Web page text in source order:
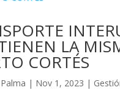
LA
CORTÉS
| Nov 1, 2023 |